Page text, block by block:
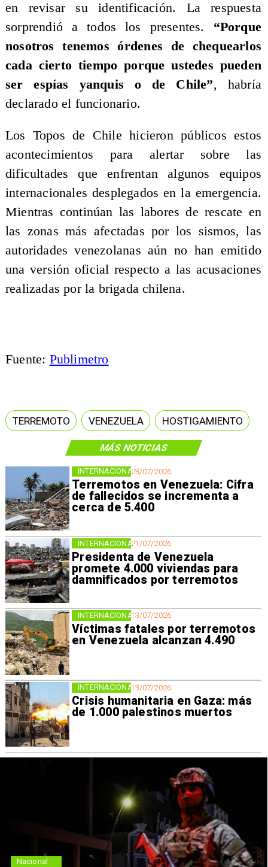
MÁS NOTICIAS
23/07/2026
Terremotos en Venezuela: Cifra
de fallecidos se incrementa a
cerca de 5.400
INTERNACIONAL
21/07/2026
Presidenta de Venezuela
promete 4.000 viviendas para
damnificados por terremotos
INTERNACIONAL
13/07/2026
Víctimas fatales por terremotos
en Venezuela alcanzan 4.490
INTERNACIONAL
13/07/2026
Crisis humanitaria en Gaza: más
de 1.000 palestinos muertos
INTERNACIONAL
en revisar su identificación. La respuesta
sorprendió a todos los presentes. “Porque
nosotros tenemos órdenes de chequearlos
cada cierto tiempo porque ustedes pueden
ser espías yanquis o de Chile”, habría
declarado el funcionario.
Los Topos de Chile hicieron públicos estos
acontecimientos para alertar sobre las
dificultades que enfrentan algunos equipos
internacionales desplegados en la emergencia.
Mientras continúan las labores de rescate en
las zonas más afectadas por los sismos, las
autoridades venezolanas aún no han emitido
una versión oficial respecto a las acusaciones
realizadas por la brigada chilena.
Fuente: Publimetro
TERREMOTO VENEZUELA HOSTIGAMIENTO
Nacional